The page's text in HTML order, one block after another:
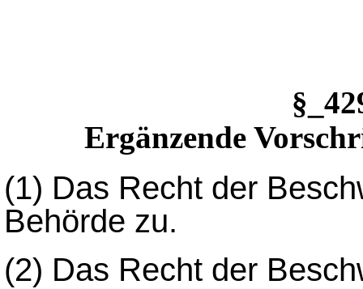
Ergänzende
(1) Das Recht der
Behörde zu.
(2) Das Recht der